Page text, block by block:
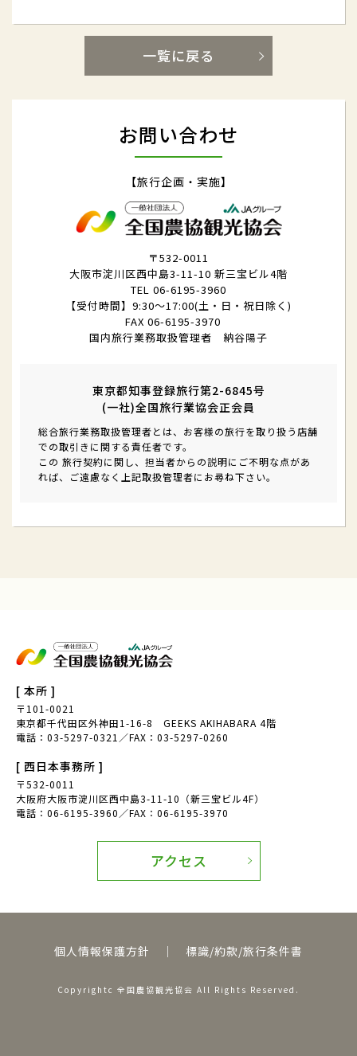
一覧に戻る
お問い合わせ
【旅行企画・実施】
〒532-0011
大阪市淀川区西中島3-11-10 新三宝ビル4階
TEL 06-6195-3960
【受付時間】9:30～17:00(土・日・祝日除く)
FAX 06-6195-3970
国内旅行業務取扱管理者 納谷陽子
東京都知事登録旅行第2-6845号
(一社)全国旅行業協会正会員
総合旅行業務取扱管理者とは、お客様の旅行を取り扱う店舗
での取引きに関する責任者です。
この 旅行契約に関し、担当者からの説明にご不明な点があ
れば、ご遠慮なく上記取扱管理者にお尋ね下さい。
[ 本所 ]
〒101-0021
東京都千代田区外神田1-16-8 GEEKS AKIHABARA 4階
電話：03-5297-0321／FAX：03-5297-0260
[ 西日本事務所 ]
〒532-0011
大阪府大阪市淀川区西中島3-11-10（新三宝ビル4F）
電話：06-6195-3960／FAX：06-6195-3970
アクセス
個人情報保護方針 ｜ 標識/約款/旅行条件書
Copyrightc 全国農協観光協会 All Rights Reserved.